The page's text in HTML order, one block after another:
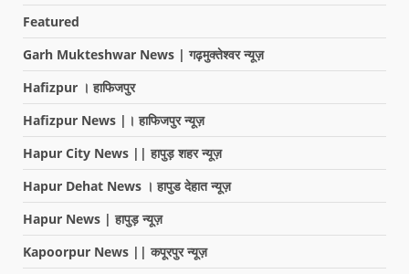
Featured
Garh Mukteshwar News | गढ़मुक्तेश्वर न्यूज़
Hafizpur । हाफिजपुर
Hafizpur News |। हाफिजपुर न्यूज़
Hapur City News || हापुड़ शहर न्यूज़
Hapur Dehat News । हापुड देहात न्यूज़
Hapur News | हापुड़ न्यूज़
Kapoorpur News || कपूरपुर न्यूज़